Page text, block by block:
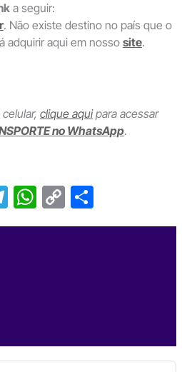
a seguir:
. Não existe destino no país que o
adquirir aqui em nosso site.
clique aquipara acessar
no WhatsApp.
T
el
W
h
C
o
S
h